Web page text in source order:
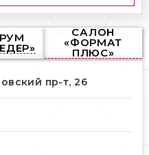
САЛОН
«ФОРМАТ
ПЛЮС»
пр-т, 26